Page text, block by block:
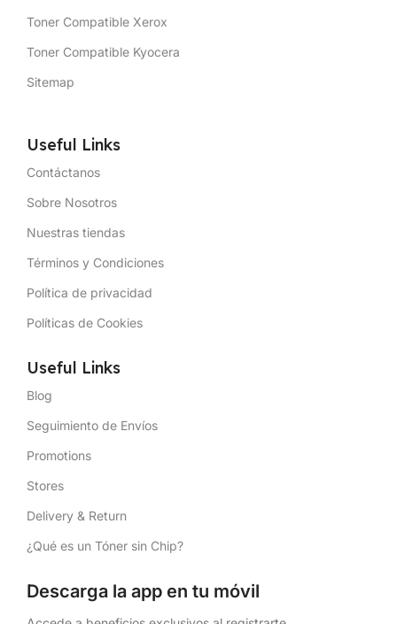
Toner Compatible Xerox
Toner Compatible Kyocera
Sitemap
Useful Links
Contáctanos
Sobre Nosotros
Nuestras tiendas
Términos y Condiciones
Política de privacidad
Políticas de Cookies
Useful Links
Blog
Seguimiento de Envíos
Promotions
Stores
Delivery & Return
¿Qué es un Tóner sin Chip?
Descarga la app en tu móvil